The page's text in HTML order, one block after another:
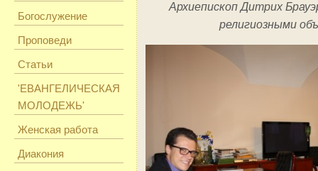
Богослужение
Проповеди
Статьи
'ЕВАНГЕЛИЧЕСКАЯ
МОЛОДЕЖЬ'
Женская работа
Диакония
Архиепископ Дитрих
религиозными